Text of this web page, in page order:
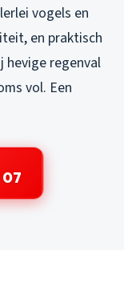
vogels en
en praktisch
regenval
vol. Een
07